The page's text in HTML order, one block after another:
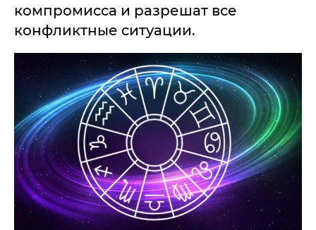
компромисса и разрешат все
конфликтные ситуации.